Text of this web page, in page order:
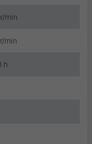
min
min
h